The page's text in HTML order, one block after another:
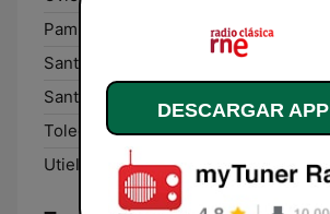
Pamplona:
Santa Cruz de Tenerife:
102.1 FM
Santiago de Compostela:
Toledo:
103.9 FM
Utiel:
96.6 FM
DESCARGAR APP